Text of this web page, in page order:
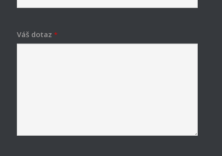
Váš dotaz *